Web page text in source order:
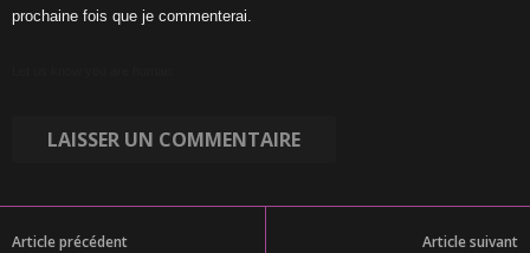
prochaine fois que je commenterai.
Article précédent Article suivant